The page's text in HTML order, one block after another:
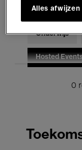
Voor iedereen
Onderwijs
Hosted
0
Alles afwijzen